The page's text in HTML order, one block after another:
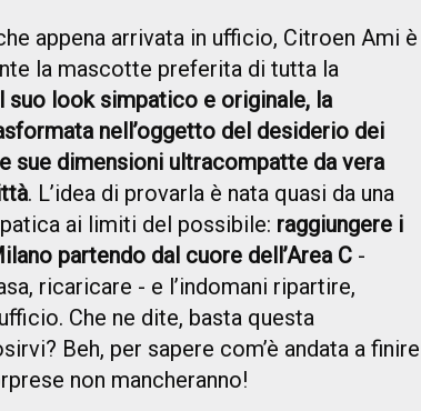
appena arrivata in ufficio, Citroen Ami è
la mascotte preferita di tutta la
suo look simpatico e originale, la
nell’oggetto del desiderio dei
sue dimensioni ultracompatte da vera
. L’idea di provarla è nata quasi da una
ai limiti del possibile: raggiungere i
partendo dal cuore dell’Area C -
ricaricare - e l’indomani ripartire,
Che ne dite, basta questa
Beh, per sapere com’è andata a finire
non mancheranno!